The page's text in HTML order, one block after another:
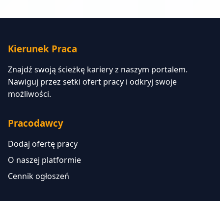
Kierunek Praca
Znajdź swoją ścieżkę kariery z naszym portalem.
Nawiguj przez setki ofert pracy i odkryj swoje
możliwości.
Pracodawcy
Dodaj ofertę pracy
O naszej platformie
Cennik ogłoszeń